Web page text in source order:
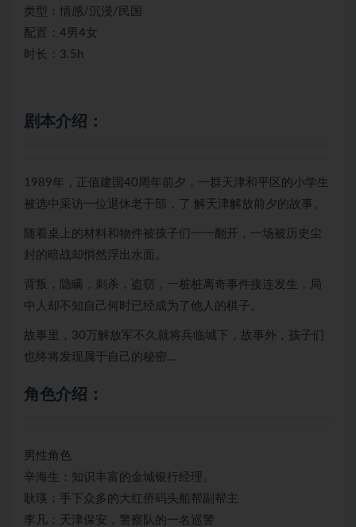
类型：情感/沉浸/民国
配置：4男4女
时长：3.5h
剧本介绍：
1989年，正值建国40周年前夕，一群天津和平区的小学生
被选中采访一位退休老干部，了 解天津解放前夕的故事。
随着桌上的材料和物件被孩子们一一翻开，一场被历史尘
封的暗战却悄然浮出水面。
背叛，隐瞒，刺杀，盗窃，一桩桩离奇事件接连发生，局
中人却不知自己何时已经成为了他人的棋子。
故事里，30万解放军不久就将兵临城下，故事外，孩子们
也终将发现属于自己的秘密…
角色介绍：
男性角色
辛海生：知识丰富的金城银行经理。
耿瑛：手下众多的大红侨码头船帮副帮主
李凡：天津保安，警察队的一名巡警